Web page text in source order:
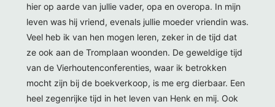
hier op aarde van jullie vader, opa en overopa. In mijn
leven was hij vriend, evenals jullie moeder vriendin was.
Veel heb ik van hen mogen leren, zeker in de tijd dat
ze ook aan de Tromplaan woonden. De geweldige tijd
van de Vierhoutenconferenties, waar ik betrokken
mocht zijn bij de boekverkoop, is me erg dierbaar. Een
heel zegenrijke tijd in het leven van Henk en mij. Ook